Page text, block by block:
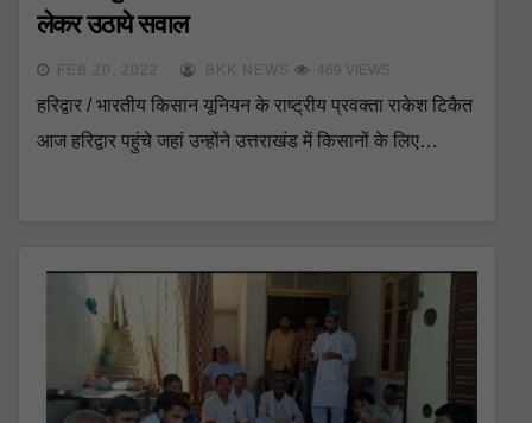
लेकर उठाये सवाल
FEB 20, 2022 BKK NEWS 469 VIEWS
हरिद्वार / भारतीय किसान यूनियन के राष्ट्रीय प्रवक्ता राकेश टिकैत
आज हरिद्वार पहुंचे जहां उन्होंने उत्तराखंड में किसानों के लिए…